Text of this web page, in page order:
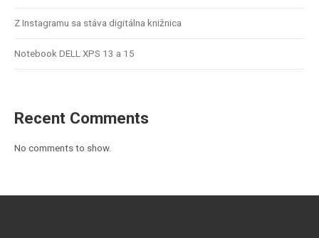
Z Instagramu sa stáva digitálna knižnica
Notebook DELL XPS 13 a 15
Recent Comments
No comments to show.